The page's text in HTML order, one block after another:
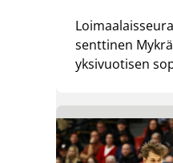
senttinen
yksivuotisen